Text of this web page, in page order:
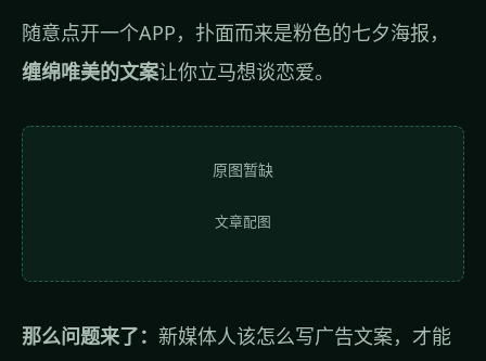
随意点开一个APP，扑面而来是粉色的七夕海报，
缠绵唯美的文案让你立马想谈恋爱。
原图暂缺
文章配图
那么问题来了： 新媒体人该怎么写广告文案，才能